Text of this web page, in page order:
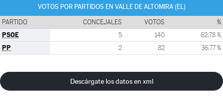
VOTOS POR PARTIDOS EN VALLE DE ALTOMIRA (EL)
PARTIDO CONCEJALES VOTOS %
PSOE 5 140 62,78 %
PP 2 82 36,77 %
Descárgate los datos en xml